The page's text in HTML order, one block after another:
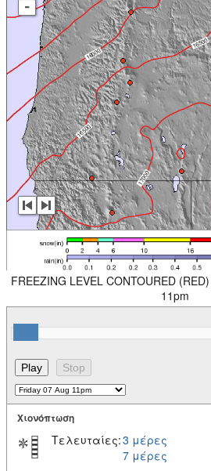
-
FREEZING LEVEL CONTOURED
11pm
Χιονόπτωση
Τελευταίες:3 μέρες
7 μέρες